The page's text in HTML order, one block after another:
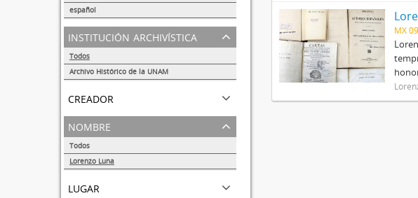
español
1
institución archivística
Todos
Archivo Histórico de la UNAM
creador
nombre
Todos
Lorenzo Luna
lugar
MX